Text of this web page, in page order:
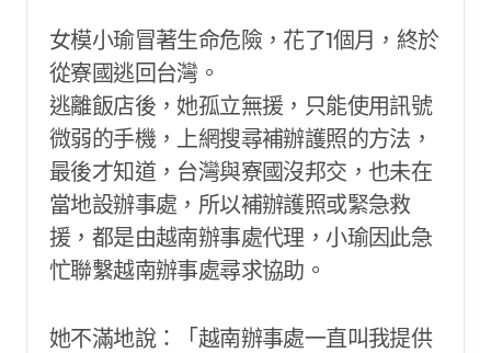
女模小瑜冒著生命危險，花了1個月，終於
從寮國逃回台灣。
逃離飯店後，她孤立無援，只能使用訊號
微弱的手機，上網搜尋補辦護照的方法，
最後才知道，台灣與寮國沒邦交，也未在
當地設辦事處，所以補辦護照或緊急救
援，都是由越南辦事處代理，小瑜因此急
忙聯繫越南辦事處尋求協助。
她不滿地說：「越南辦事處一直叫我提供